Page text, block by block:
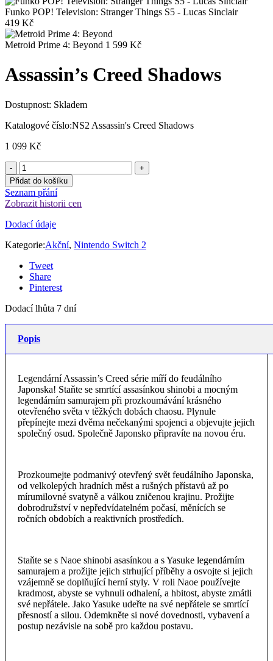
Funko POP! Television: Stranger Things S5 - Lucas Sinclair
419 Kč
Metroid Prime 4: Beyond 1 599 Kč
Assassin’s Creed Shadows
Dostupnost: Skladem
Katalogové číslo:NS2 Assassin's Creed Shadows
1 099 Kč
Přidat do košíku
Seznam přání
Zobrazit historii cen
Dodací údaje
Kategorie:Akční, Nintendo Switch 2
Tweet
Share
Pinterest
Dodací lhůta 7 dní
Popis
Legendární Assassin’s Creed série míří do feudálního
Japonska! Staňte se smrtící assasínkou shinobi a mocným
legendárním samurajem při prozkoumávání krásného
otevřeného světa v těžkých dobách chaosu. Plynule
přepínejte mezi dvěma nečekanými spojenci a objevujte jejich
společný osud. Společně Japonsko připravíte na novou éru.
Prozkoumejte podmanivý otevřený svět feudálního Japonska,
od velkolepých hradních měst a rušných přístavů až po
mírumilovné svatyně a válkou zničenou krajinu. Prožijte
dobrodružství v nepředvídatelném počasí, měnících se
ročních obdobích a reaktivních prostředích.
Staňte se s Naoe shinobi asasínkou a s Yasuke legendárním
samurajem a prožijte jejich strhující příběhy a osvojte si jejich
vzájemně se doplňující herní styly. V roli Naoe používejte
kradmost, abyste se vyhnuli odhalení, a hbitost, abyste zmátli
své nepřátele. Jako Yasuke udeřte na své nepřátele se smrtící
přesností a silou. Odemkněte si nové dovednosti, vybavení a
postup nezávisle na sobě pro každou postavu.